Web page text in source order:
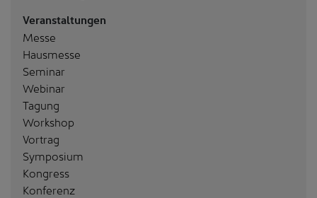
Veranstaltungen
Messe
Hausmesse
Seminar
Webinar
Tagung
Workshop
Vortrag
Symposium
Kongress
Konferenz